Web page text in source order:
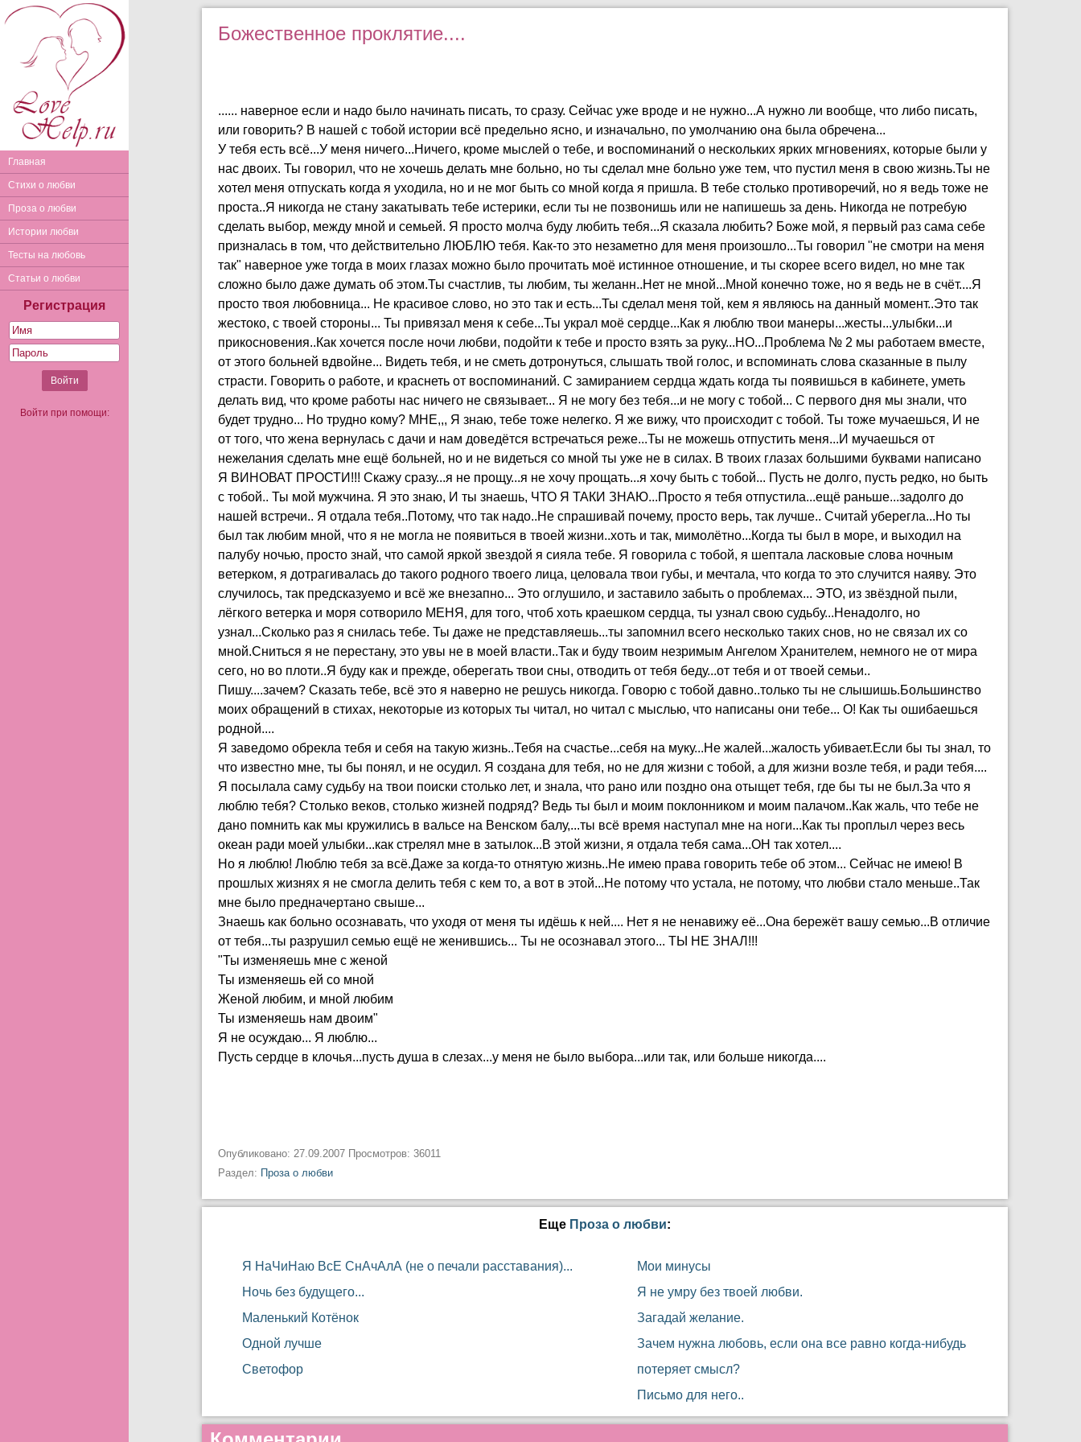
Главная
Стихи о любви
Проза о любви
Истории любви
Тесты на любовь
Статьи о любви
Регистрация
Войти при помощи:
Божественное проклятие....
...... наверное если и надо было начинать писать, то сразу. Сейчас уже вроде и не нужно...А нужно ли вообще, что либо писать,
или говорить? В нашей с тобой истории всё предельно ясно, и изначально, по умолчанию она была обречена...
У тебя есть всё...У меня ничего...Ничего, кроме мыслей о тебе, и воспоминаний о нескольких ярких мгновениях, которые были у
нас двоих. Ты говорил, что не хочешь делать мне больно, но ты сделал мне больно уже тем, что пустил меня в свою жизнь.Ты не
хотел меня отпускать когда я уходила, но и не мог быть со мной когда я пришла. В тебе столько противоречий, но я ведь тоже не
проста..Я никогда не стану закатывать тебе истерики, если ты не позвонишь или не напишешь за день. Никогда не потребую
сделать выбор, между мной и семьей. Я просто молча буду любить тебя...Я сказала любить? Боже мой, я первый раз сама себе
призналась в том, что действительно ЛЮБЛЮ тебя. Как-то это незаметно для меня произошло...Ты говорил "не смотри на меня
так" наверное уже тогда в моих глазах можно было прочитать моё истинное отношение, и ты скорее всего видел, но мне так
сложно было даже думать об этом.Ты счастлив, ты любим, ты желанн..Нет не мной...Мной конечно тоже, но я ведь не в счёт....Я
просто твоя любовница... Не красивое слово, но это так и есть...Ты сделал меня той, кем я являюсь на данный момент..Это так
жестоко, с твоей стороны... Ты привязал меня к себе...Ты украл моё сердце...Как я люблю твои манеры...жесты...улыбки...и
прикосновения..Как хочется после ночи любви, подойти к тебе и просто взять за руку...НО...Проблема № 2 мы работаем вместе,
от этого больней вдвойне... Видеть тебя, и не сметь дотронуться, слышать твой голос, и вспоминать слова сказанные в пылу
страсти. Говорить о работе, и краснеть от воспоминаний. С замиранием сердца ждать когда ты появишься в кабинете, уметь
делать вид, что кроме работы нас ничего не связывает... Я не могу без тебя...и не могу с тобой... С первого дня мы знали, что
будет трудно... Но трудно кому? МНЕ,,, Я знаю, тебе тоже нелегко. Я же вижу, что происходит с тобой. Ты тоже мучаешься, И не
от того, что жена вернулась с дачи и нам доведётся встречаться реже...Ты не можешь отпустить меня...И мучаешься от
нежелания сделать мне ещё больней, но и не видеться со мной ты уже не в силах. В твоих глазах большими буквами написано
Я ВИНОВАТ ПРОСТИ!!! Скажу сразу...я не прощу...я не хочу прощать...я хочу быть с тобой... Пусть не долго, пусть редко, но быть
с тобой.. Ты мой мужчина. Я это знаю, И ты знаешь, ЧТО Я ТАКИ ЗНАЮ...Просто я тебя отпустила...ещё раньше...задолго до
нашей встречи.. Я отдала тебя..Потому, что так надо..Не спрашивай почему, просто верь, так лучше.. Считай уберегла...Но ты
был так любим мной, что я не могла не появиться в твоей жизни..хоть и так, мимолётно...Когда ты был в море, и выходил на
палубу ночью, просто знай, что самой яркой звездой я сияла тебе. Я говорила с тобой, я шептала ласковые слова ночным
ветерком, я дотрагивалась до такого родного твоего лица, целовала твои губы, и мечтала, что когда то это случится наяву. Это
случилось, так предсказуемо и всё же внезапно... Это оглушило, и заставило забыть о проблемах... ЭТО, из звёздной пыли,
лёгкого ветерка и моря сотворило МЕНЯ, для того, чтоб хоть краешком сердца, ты узнал свою судьбу...Ненадолго, но
узнал...Сколько раз я снилась тебе. Ты даже не представляешь...ты запомнил всего несколько таких снов, но не связал их со
мной.Сниться я не перестану, это увы не в моей власти..Так и буду твоим незримым Ангелом Хранителем, немного не от мира
сего, но во плоти..Я буду как и прежде, оберегать твои сны, отводить от тебя беду...от тебя и от твоей семьи..
Пишу....зачем? Сказать тебе, всё это я наверно не решусь никогда. Говорю с тобой давно..только ты не слышишь.Большинство
моих обращений в стихах, некоторые из которых ты читал, но читал с мыслью, что написаны они тебе... О! Как ты ошибаешься
родной....
Я заведомо обрекла тебя и себя на такую жизнь..Тебя на счастье...себя на муку...Не жалей...жалость убивает.Если бы ты знал, то
что известно мне, ты бы понял, и не осудил. Я создана для тебя, но не для жизни с тобой, а для жизни возле тебя, и ради тебя....
Я посылала саму судьбу на твои поиски столько лет, и знала, что рано или поздно она отыщет тебя, где бы ты не был.За что я
люблю тебя? Столько веков, столько жизней подряд? Ведь ты был и моим поклонником и моим палачом..Как жаль, что тебе не
дано помнить как мы кружились в вальсе на Венском балу,...ты всё время наступал мне на ноги...Как ты проплыл через весь
океан ради моей улыбки...как стрелял мне в затылок...В этой жизни, я отдала тебя сама...ОН так хотел....
Но я люблю! Люблю тебя за всё.Даже за когда-то отнятую жизнь..Не имею права говорить тебе об этом... Сейчас не имею! В
прошлых жизнях я не смогла делить тебя с кем то, а вот в этой...Не потому что устала, не потому, что любви стало меньше..Так
мне было предначертано свыше...
Знаешь как больно осознавать, что уходя от меня ты идёшь к ней.... Нет я не ненавижу её...Она бережёт вашу семью...В отличие
от тебя...ты разрушил семью ещё не женившись... Ты не осознавал этого... ТЫ НЕ ЗНАЛ!!!
"Ты изменяешь мне с женой
Ты изменяешь ей со мной
Женой любим, и мной любим
Ты изменяешь нам двоим"
Я не осуждаю... Я люблю...
Пусть сердце в клочья...пусть душа в слезах...у меня не было выбора...или так, или больше никогда....
Опубликовано: 27.09.2007 Просмотров: 36011
Раздел: Проза о любви
Еще Проза о любви:
Я НаЧиНаю ВсЕ СнАчАлА (не о печали расставания)...
Ночь без будущего...
Маленький Котёнок
Одной лучше
Светофор
Мои минусы
Я не умру без твоей любви.
Загадай желание.
Зачем нужна любовь, если она все равно когда-нибудь
потеряет смысл?
Письмо для него..